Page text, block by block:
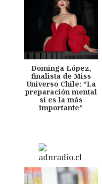
Dominga López,
finalista de Miss
Universo Chile: “La
preparación mental
sí es la más
importante”